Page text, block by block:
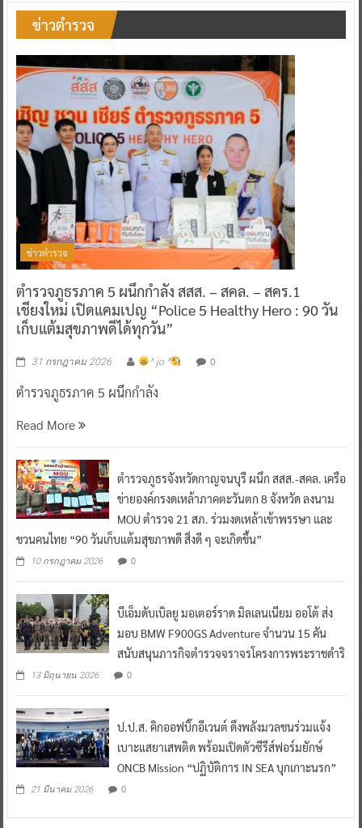
ข่าวตำรวจ
ข่าวตำรวจ
ตำรวจภูธรภาค 5 ผนึกกำลัง สสส. – สคล. – สคร.1
เชียงใหม่ เปิดแคมเปญ “Police 5 Healthy Hero : 90 วัน
เก็บแต้มสุขภาพดีได้ทุกวัน”
31 กรกฎาคม 2026 ^ jo ^ 0
ตำรวจภูธรภาค 5 ผนึกกำลัง
Read More
ตำรวจภูธรจังหวัดกาญจนบุรี ผนึก สสส.-สคล. เครือ
ข่ายองค์กรงดเหล้าภาคตะวันตก 8 จังหวัด ลงนาม
MOU ตำรวจ 21 สภ. ร่วมงดเหล้าเข้าพรรษา และ
ชวนคนไทย “90 วันเก็บแต้มสุขภาพดี สิ่งดี ๆ จะเกิดขึ้น”
10 กรกฎาคม 2026 0
บีเอ็มดับเบิลยู มอเตอร์ราด มิลเลนเนียม ออโต้ ส่ง
มอบ BMW F900GS Adventure จำนวน 15 คัน
สนับสนุนภารกิจตำรวจจราจรโครงการพระราชดำริ
13 มิถุนายน 2026 0
ป.ป.ส. คิกออฟบิ๊กอีเวนต์ ดึงพลังมวลชนร่วมแจ้ง
เบาะแสยาเสพติด พร้อมเปิดตัวซีรีส์ฟอร์มยักษ์
ONCB Mission “ปฏิบัติการ IN SEA บุกเกาะนรก”
21 มีนาคม 2026 0